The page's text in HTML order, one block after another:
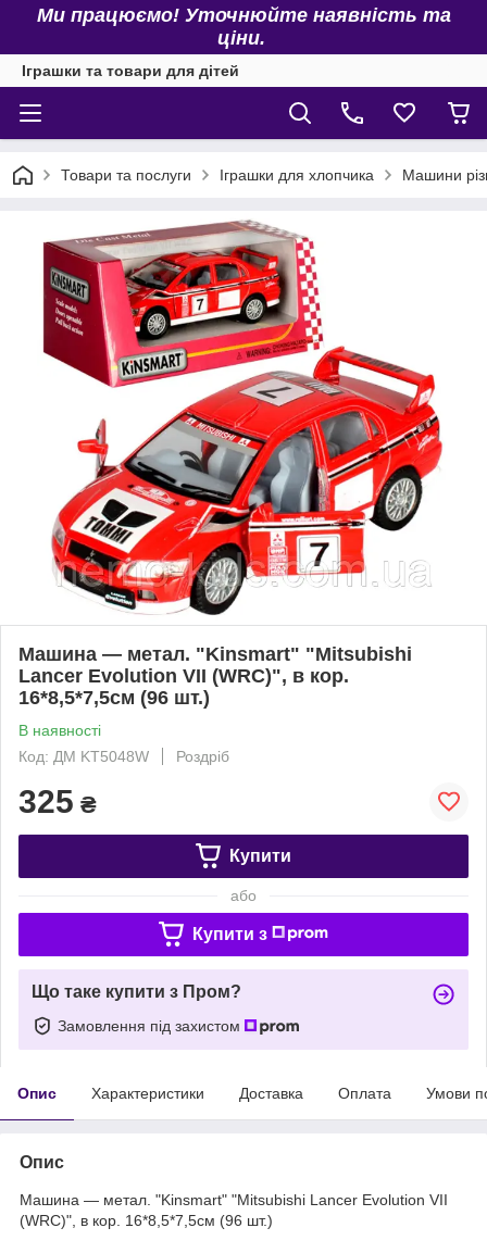
Ми працюємо! Уточнюйте наявність та
ціни.
Іграшки та товари для дітей
Товари та послуги Іграшки для хлопчика Машини
Машина — метал. "Kinsmart" "Mitsubishi
Lancer Evolution VII (WRC)", в кор.
16*8,5*7,5см (96 шт.)
В наявності
Код: ДМ KT5048W
Роздріб
325 ₴
Купити
або
Купити з
Що таке купити з Пром?
Замовлення під захистом
Опис Характеристики Доставка Оплата Умови
Опис
Машина — метал. "Kinsmart" "Mitsubishi Lancer Evolution VII
(WRC)", в кор. 16*8,5*7,5см (96 шт.)